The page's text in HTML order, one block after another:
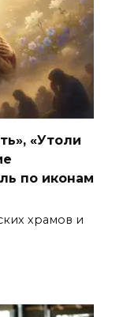
«Утоли
по иконам
храмов и